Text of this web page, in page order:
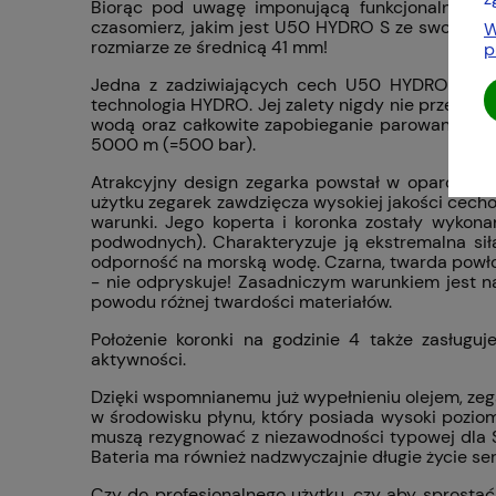
Biorąc pod uwagę imponującą
czasomierz, jakim jest U50 HYDRO S ze swoją
rozmiarze ze średnicą 41 mm!
Jedna z zadziwiających cech U50 HYDRO S
technologia HYDRO. Jej zalety nigdy nie
wodą oraz całkowite zapobieganie parowaniu -
5000 m (=500 bar).
Atrakcyjny design zegarka powstał w oparciu
użytku zegarek zawdzięcza wysokiej jakości
warunki. Jego koperta i koronka zostały
podwodnych). Charakteryzuje ją ekstremalna
odporność na morską wodę. Czarna, twarda
- nie odpryskuje! Zasadniczym warunkiem jest
powodu różnej twardości materiałów.
Położenie koronki na godzinie 4 także
aktywności.
Dzięki wspomnianemu już wypełnieniu olejem,
w środowisku płynu, który posiada wysoki
muszą rezygnować z niezawodności typowej
Bateria ma również nadzwyczajnie długie życie